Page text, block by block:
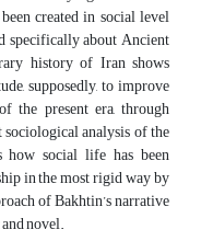
created in social level
specifically about Ancient
history of Iran shows
supposedly, to improve
the present era, through
analysis of the
how social life has been
in the most rigid way by
of Bakhtin’s narrative
novel.